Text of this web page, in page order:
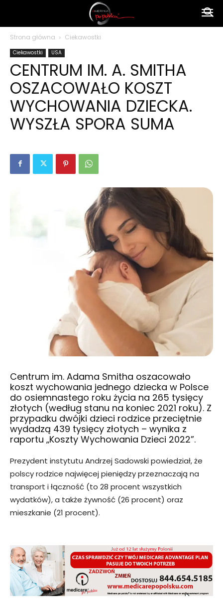
polsku
Strona główna Ciekawostki
Ciekawostki USA
CENTRUM IM. A. SMITHA
OSZACOWAŁO KOSZT
WYCHOWANIA DZIECKA.
WYSZŁA SPORA SUMA
Centrum im. Adama Smitha oszacowało
koszt wychowania jednego dziecka w Polsce
do osiemnastego roku życia na 265 tysięcy
złotych (według stanu na koniec 2021 roku). Z
przypadku dwójki dzieci rodzice przeciętnie
wydadzą 439 tysięcy złotych – wynika z
raportu „Koszty Wychowania Dzieci 2022”.
Prezydent instytutu Andrzej Sadowski powiedział, że
polscy rodzice najwięcej pieniędzy przeznaczają na
transport i łączność (to 28 procent wszystkich
wydatków), a także żywność (26 procent) oraz
mieszkanie (21 procent).